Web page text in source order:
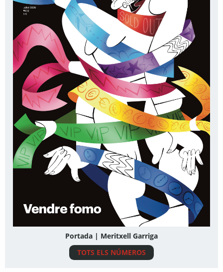
Portada | Meritxell Garriga
TOTS ELS NÚMEROS